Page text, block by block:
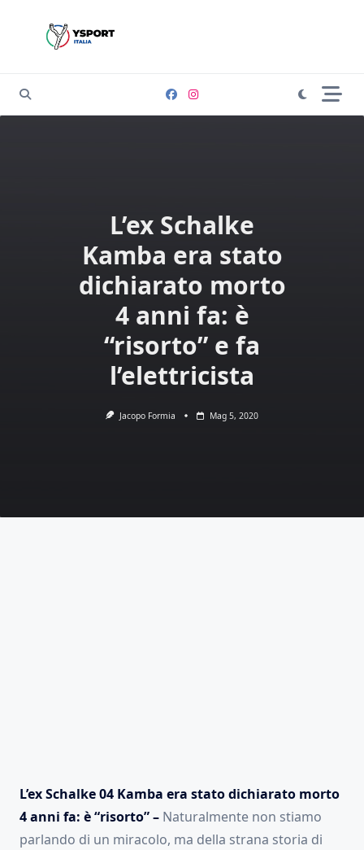
L’ex Schalke
Kamba era stato
dichiarato morto
4 anni fa: è
“risorto” e fa
l’elettricista
Jacopo Formia Mag 5, 2020
L’ex Schalke 04 Kamba era stato dichiarato morto
4 anni fa: è “risorto” – Naturalmente non stiamo
parlando di un miracolo, ma della strana storia di